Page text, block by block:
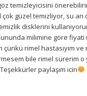
temizleyicisini
güzel temizliyor, su an
disklerini
milimine göre
rimel hastasıyım ve
bile rimel sürerim
paylaşım icin